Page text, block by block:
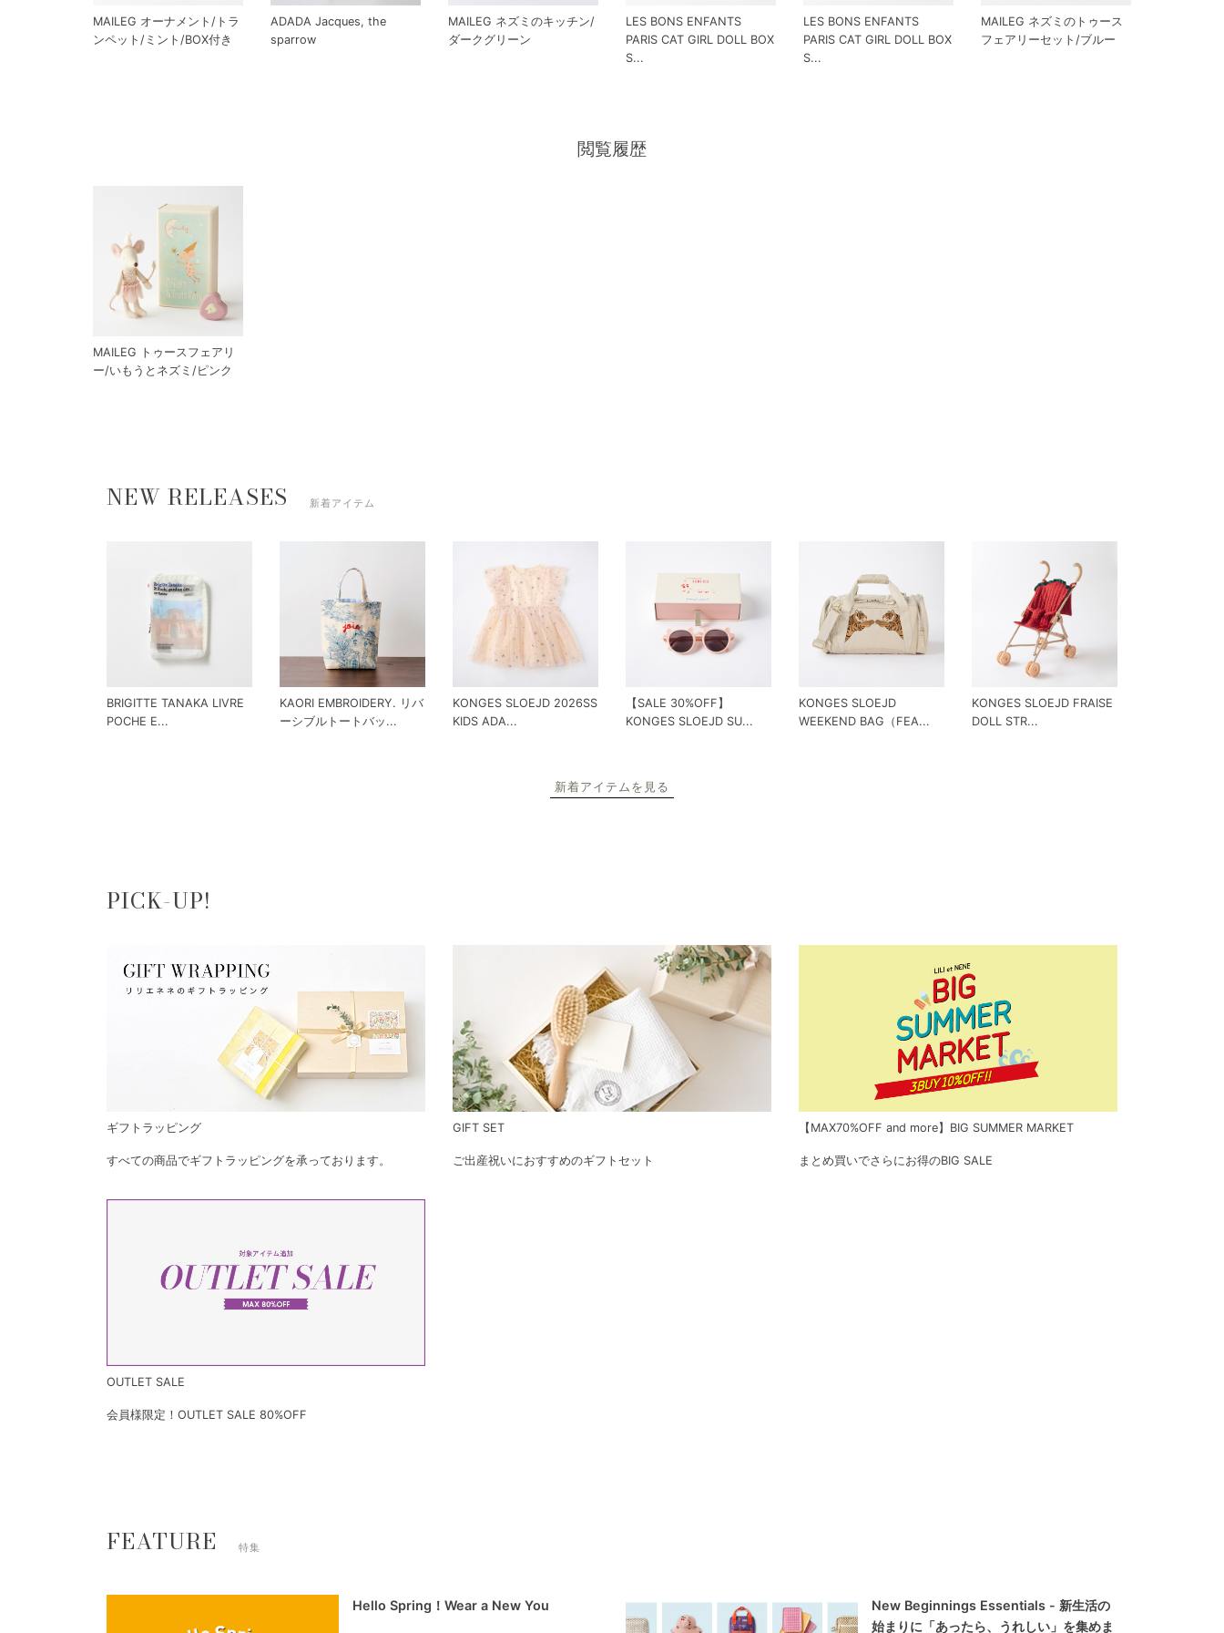
MAILEG オーナメント/トラ
ンペット/ミント/BOX付き
ADADA Jacques, the
sparrow
MAILEG ネズミのキッチン/
ダークグリーン
LES BONS ENFANTS
PARIS CAT GIRL DOLL BOX
S...
LES BONS ENFANTS
PARIS CAT GIRL DOLL BOX
S...
MAILEG ネズミのトゥース
フェアリーセット/ブルー
閲覧履歴
MAILEG トゥースフェアリ
ー/いもうとネズミ/ピンク
NEW RELEASES 新着アイテム
BRIGITTE TANAKA LIVRE
POCHE E...
KAORI EMBROIDERY. リバ
ーシブルトートバッ...
KONGES SLOEJD 2026SS
KIDS ADA...
【SALE 30%OFF】
KONGES SLOEJD SU...
KONGES SLOEJD
WEEKEND BAG（FEA...
KONGES SLOEJD FRAISE
DOLL STR...
新着アイテムを見る
PICK-UP!
ギフトラッピング
すべての商品でギフトラッピングを承っております。
GIFT SET
ご出産祝いにおすすめのギフトセット
【MAX70%OFF and more】BIG SUMMER MARKET
まとめ買いでさらにお得のBIG SALE
OUTLET SALE
会員様限定！OUTLET SALE 80%OFF
FEATURE 特集
Hello Spring！Wear a New You
New Beginnings Essentials - 新生活の
始まりに「あったら、うれしい」を集めま